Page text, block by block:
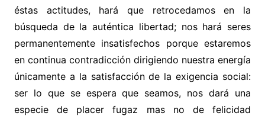
éstas actitudes, hará que retrocedamos en la
búsqueda de la auténtica libertad; nos hará seres
permanentemente insatisfechos porque estaremos
en continua contradicción dirigiendo nuestra energía
únicamente a la satisfacción de la exigencia social:
ser lo que se espera que seamos, nos dará una
especie de placer fugaz mas no de felicidad